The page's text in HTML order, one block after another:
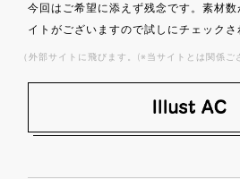
今回はご希望に添えず残念です。素材
イトがございますので試しにチェックさ
（外部サイトに飛びます。(※当サイトとは関係ご